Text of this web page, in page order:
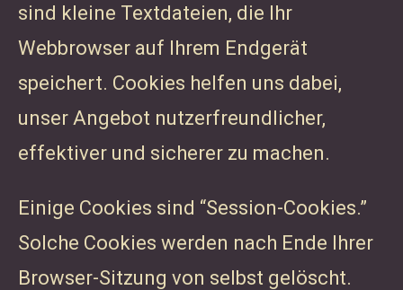
sind kleine Textdateien, die Ihr
Webbrowser auf Ihrem Endgerät
speichert. Cookies helfen uns dabei,
unser Angebot nutzerfreundlicher,
effektiver und sicherer zu machen.
Einige Cookies sind “Session-Cookies.”
Solche Cookies werden nach Ende Ihrer
Browser-Sitzung von selbst gelöscht.